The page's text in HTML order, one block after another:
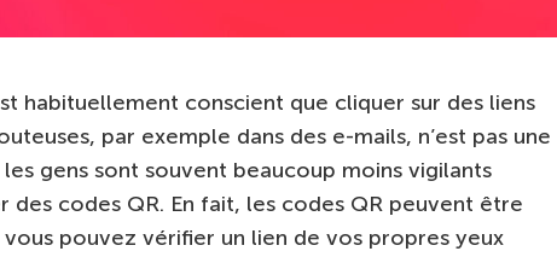
habituellement conscient que cliquer sur des liens
par exemple dans des e-mails, n’est pas une
gens sont souvent beaucoup moins vigilants
des codes QR. En fait, les codes QR peuvent être
pouvez vérifier un lien de vos propres yeux